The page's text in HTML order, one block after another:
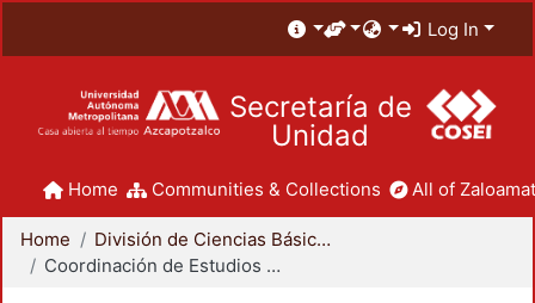
Log In
Secretaría de
Unidad
Home Communities & Collections All of
Home
División de Ciencias Básicas e Ingeniería
Coordinación de Estudios de Posgrado - CBI